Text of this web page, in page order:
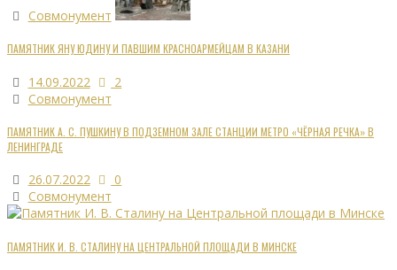
Совмонумент
ПАМЯТНИК ЯНУ ЮДИНУ И ПАВШИМ КРАСНОАРМЕЙЦАМ В КАЗАНИ
14.09.2022
2
Совмонумент
ПАМЯТНИК А. С. ПУШКИНУ В ПОДЗЕМНОМ ЗАЛЕ СТАНЦИИ МЕТРО «ЧЁРНАЯ РЕЧКА» В
ЛЕНИНГРАДЕ
26.07.2022
0
Совмонумент
ПАМЯТНИК И. В. СТАЛИНУ НА ЦЕНТРАЛЬНОЙ ПЛОЩАДИ В МИНСКЕ